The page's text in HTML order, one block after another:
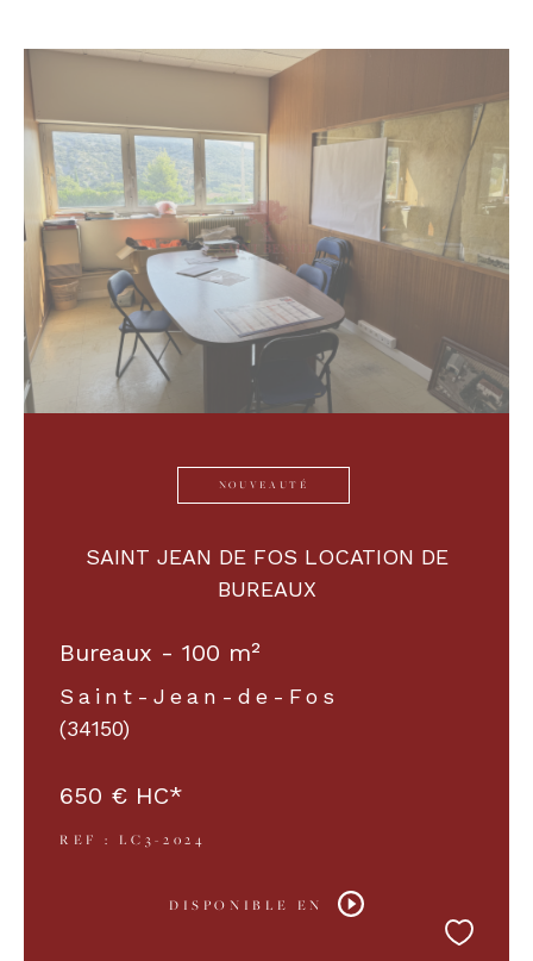
NOUVEAUTÉ
SAINT JEAN DE FOS LOCATION DE
BUREAUX
Bureaux - 100 m²
Saint-Jean-de-Fos
(34150)
650 € HC*
REF : LC3-2024
DISPONIBLE EN